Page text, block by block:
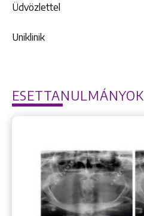
Üdvözlettel
Uniklinik
ESETTANULMÁNYOK